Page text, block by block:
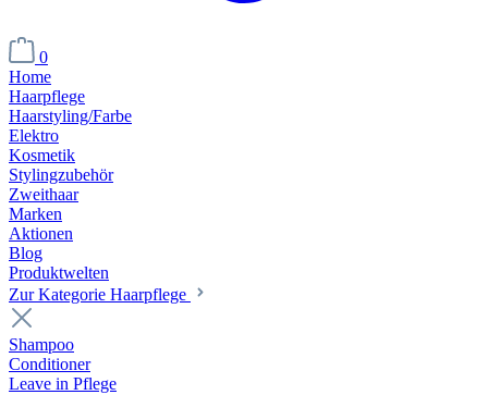
0
Home
Haarpflege
Haarstyling/Farbe
Elektro
Kosmetik
Stylingzubehör
Zweithaar
Marken
Aktionen
Blog
Produktwelten
Zur Kategorie Haarpflege
Shampoo
Conditioner
Leave in Pflege